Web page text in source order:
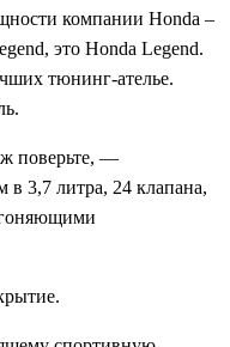
компании Honda –
это Honda Legend.
тюнинг-ателье.
поверьте, —
3,7 литра, 24 клапана,